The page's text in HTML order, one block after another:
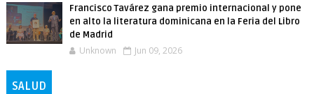
Francisco Tavárez gana premio internacional y pone
en alto la literatura dominicana en la Feria del Libro
de Madrid
Unknown Jun 09, 2026
SALUD